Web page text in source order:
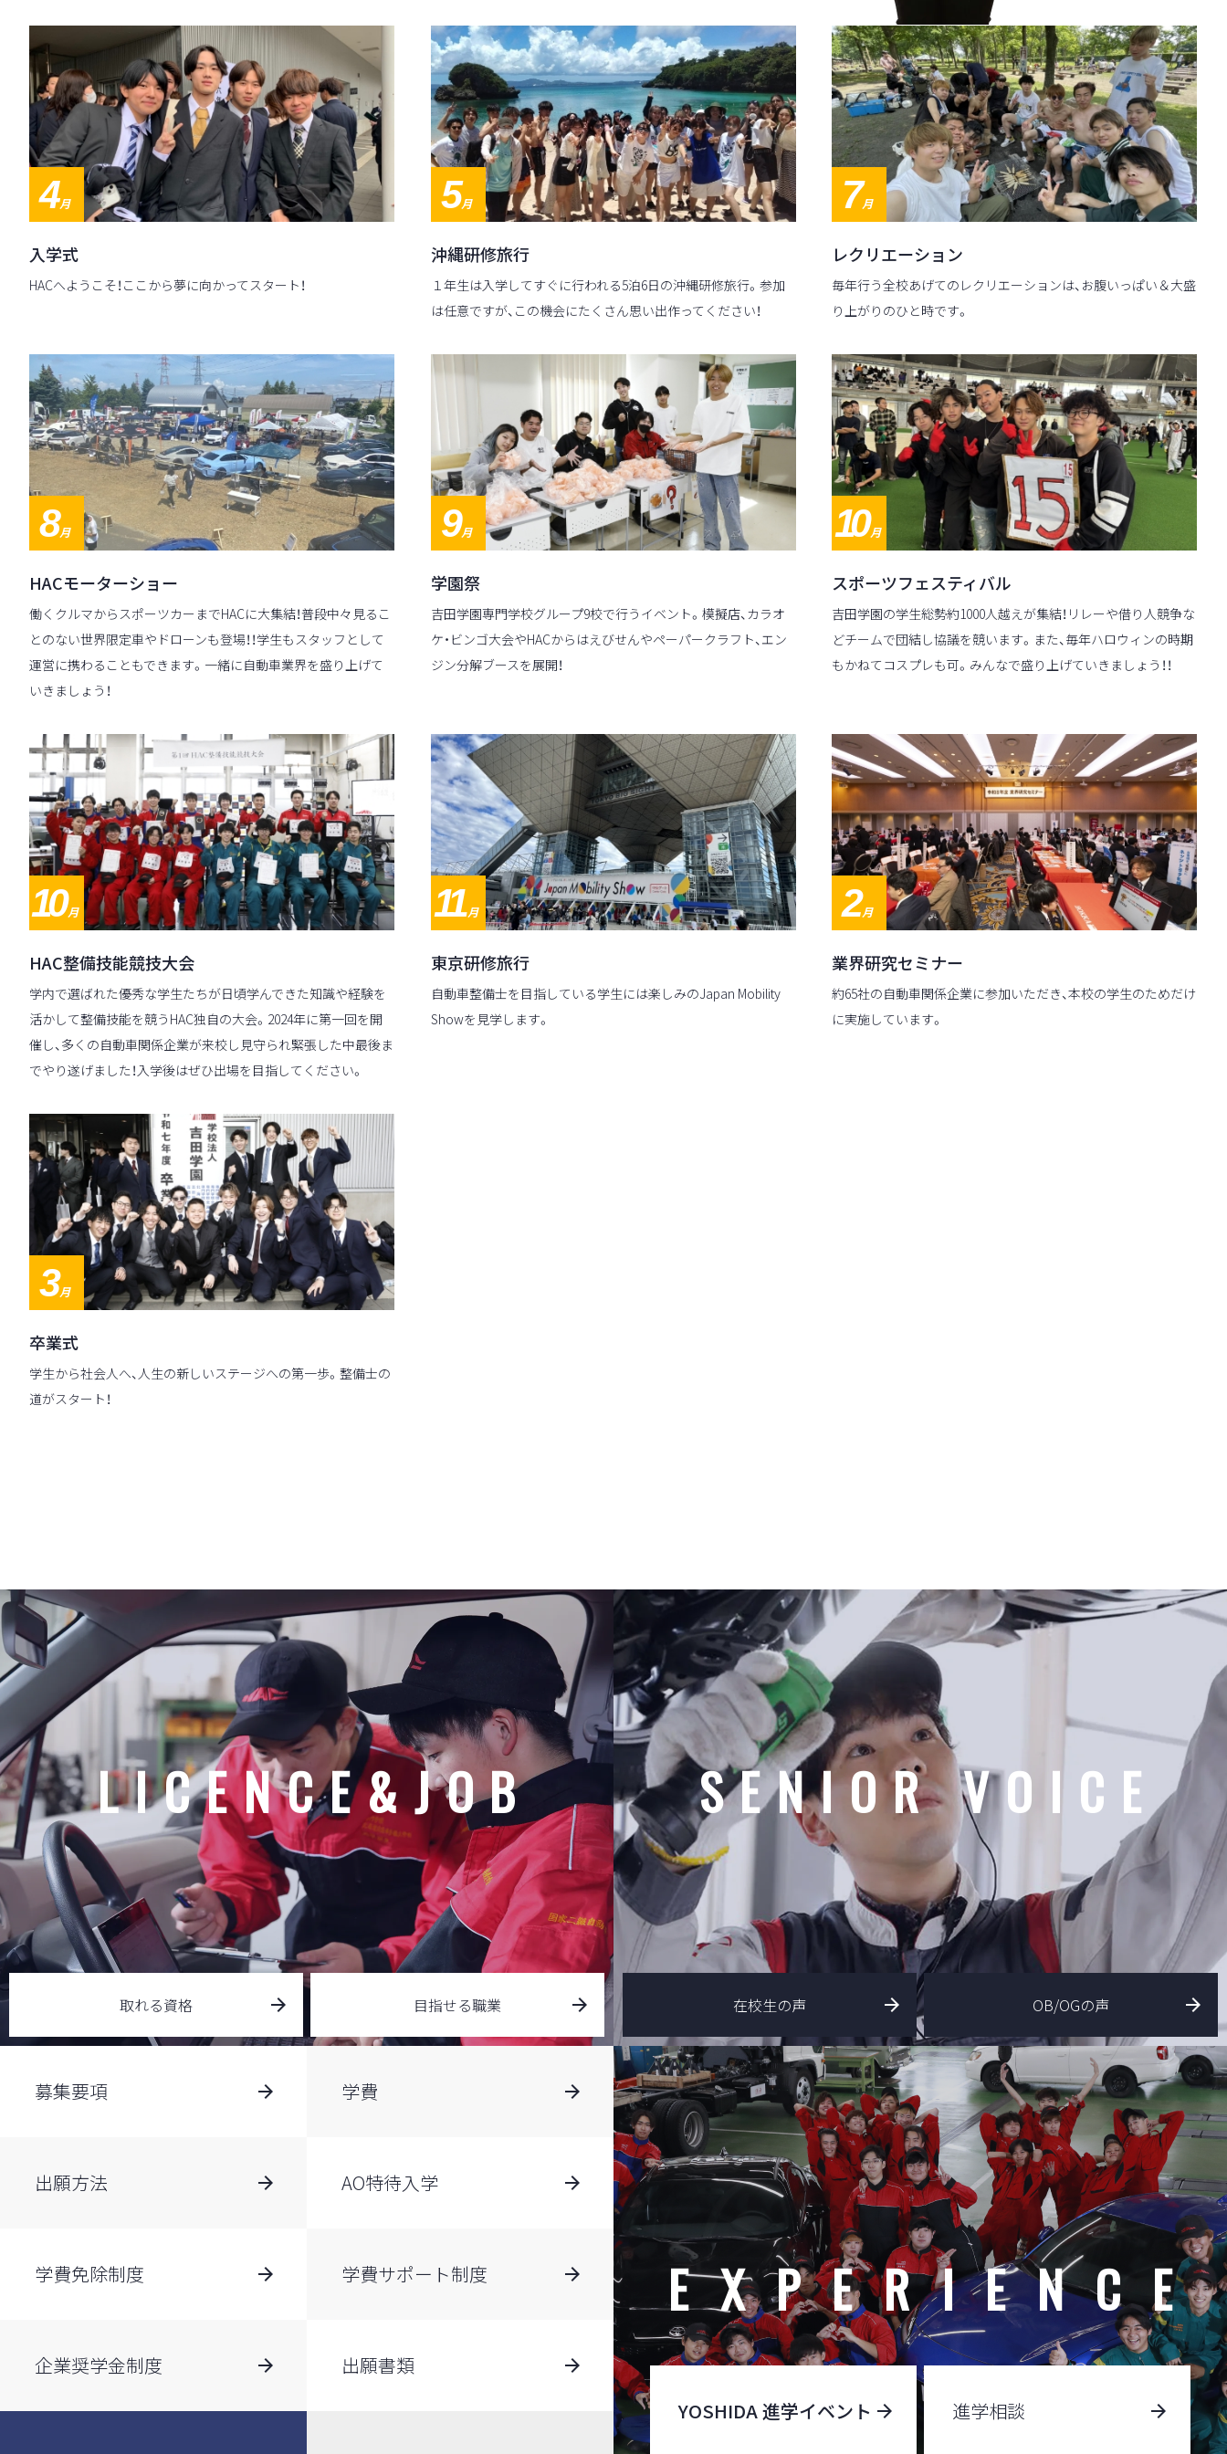
入学式
HACへようこそ！ここから夢に向かってスタート！
4 月
沖縄研修旅行
１年生は入学してすぐに行われる5泊6日の沖縄研修旅行。参加
は任意ですが、この機会にたくさん思い出作ってください！
5 月
レクリエーション
毎年行う全校あげてのレクリエーションは、お腹いっぱい＆大盛
り上がりのひと時です。
7 月
HACモーターショー
働くクルマからスポーツカーまでHACに大集結！普段中々見るこ
とのない世界限定車やドローンも登場！！学生もスタッフとして
運営に携わることもできます。一緒に自動車業界を盛り上げて
いきましょう！
8 月
学園祭
吉田学園専門学校グループ9校で行うイベント。模擬店、カラオ
ケ・ビンゴ大会やHACからはえびせんやペーパークラフト、エン
ジン分解ブースを展開！
9 月
スポーツフェスティバル
吉田学園の学生総勢約1000人越えが集結！リレーや借り人競争な
どチームで団結し協議を競います。また、毎年ハロウィンの時期
もかねてコスプレも可。みんなで盛り上げていきましょう！！
10 月
HAC整備技能競技大会
学内で選ばれた優秀な学生たちが日頃学んできた知識や経験を
活かして整備技能を競うHAC独自の大会。2024年に第一回を開
催し、多くの自動車関係企業が来校し見守られ緊張した中最後ま
でやり遂げました！入学後はぜひ出場を目指してください。
10 月
東京研修旅行
自動車整備士を目指している学生には楽しみのJapan Mobility
Showを見学します。
11 月
業界研究セミナー
約65社の自動車関係企業に参加いただき、本校の学生のためだけ
に実施しています。
2 月
卒業式
学生から社会人へ、人生の新しいステージへの第一歩。整備士の
道がスタート！
3 月
LICENCE&JOB
取れる資格 目指せる職業
SENIOR VOICE
在校生の声 OB/OGの声
募集要項 学費
出願方法 AO特待入学
学費免除制度 学費サポート制度
企業奨学金制度 出願書類
EXPERIENCE
YOSHIDA 進学イベント 進学相談